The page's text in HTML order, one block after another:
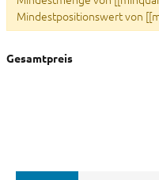
Mindestpositionswert von
Gesamtpreis